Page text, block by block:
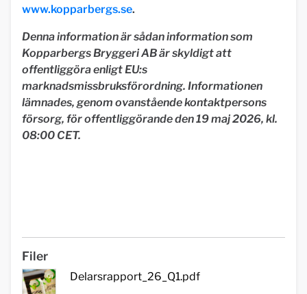
www.kopparbergs.se.
Denna information är sådan information som
Kopparbergs Bryggeri AB är skyldigt att
offentliggöra enligt EU:s
marknadsmissbruksförordning. Informationen
lämnades, genom ovanstående kontaktpersons
försorg, för offentliggörande den 19 maj 2026, kl.
08:00 CET.
Filer
Delarsrapport_26_Q1.pdf